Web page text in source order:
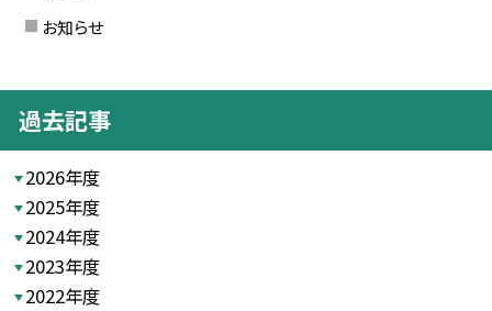
お知らせ
過去記事
2026年度
2025年度
2024年度
2023年度
2022年度